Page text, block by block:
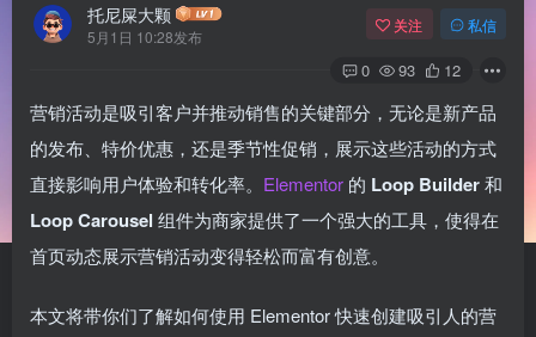
托尼屎大颗
5月1日 10:28发布
关注 私信
0 93 12
营销活动是吸引客户并推动销售的关键部分，无论是新产品
的发布、特价优惠，还是季节性促销，展示这些活动的方式
直接影响用户体验和转化率。 Elementor 的 Loop Builder和
Loop Carousel 组件为商家提供了一个强大的工具，使得在
首页动态展示营销活动变得轻松而富有创意。
本文将带你们了解如何使用 Elementor 快速创建吸引人的营